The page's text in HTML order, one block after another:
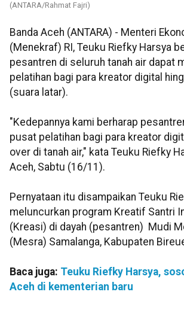
(ANTARA/Rahmat Fajri)
Banda Aceh (ANTARA) - Menteri
(Menekraf) RI, Teuku Riefky Harsya
pesantren di seluruh tanah air dapat
pelatihan bagi para kreator digital
(suara latar).
"Kedepannya kami berharap
pusat pelatihan bagi para kreator
over di tanah air," kata Teuku Riefky
Aceh, Sabtu (16/11).
Pernyataan itu disampaikan Teuku
meluncurkan program Kreatif Santri
(Kreasi) di dayah (pesantren) Mudi
(Mesra) Samalanga, Kabupaten
Baca juga: Teuku Riefky Harsya,
Aceh di kementerian baru